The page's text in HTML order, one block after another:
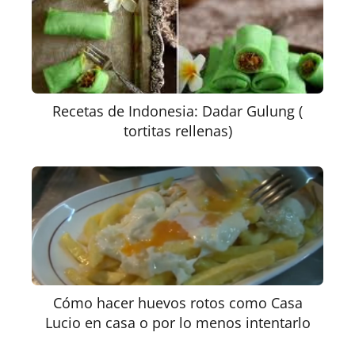
Recetas de Indonesia: Dadar Gulung (
tortitas rellenas)
Cómo hacer huevos rotos como Casa
Lucio en casa o por lo menos intentarlo